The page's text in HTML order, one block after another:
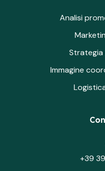
Analisi
Strategia
Immagine
+39